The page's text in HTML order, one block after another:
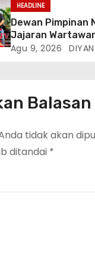
Nasional Tim
Perlindungan
(Wakornas
Gufron
HEADLINE
Dewan Pimpinan
Jajaran
(DPN-JWI)
Agu 9, 2026
Balasan
tidak akan
ditandai *